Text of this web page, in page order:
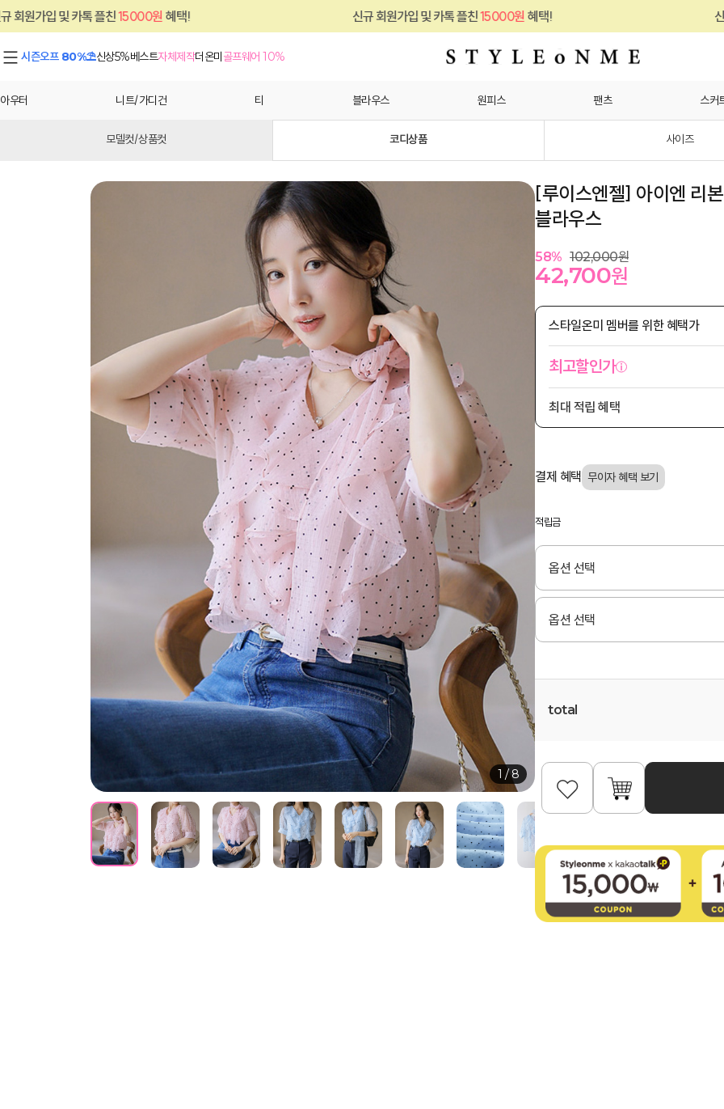
친15000원혜택! 신규 회원가입 및 카톡 플친15000원혜택! 신규 회원가입 및 카톡
시즌오프 80%⛱신상5%베스트자체제작더온미골프웨어 10%
아우터 니트/가디건 티 블라우스 원피스 팬츠 스커
모델컷/상품컷 코디상품 사이즈
1 /8
[루이스엔젤] 아이엔 리
블라우스
58% 102,000원
42,700원
스타일온미 멤버를 위한 혜택가
최고할인가
최대 적립 혜택
결제 혜택
적립금
total